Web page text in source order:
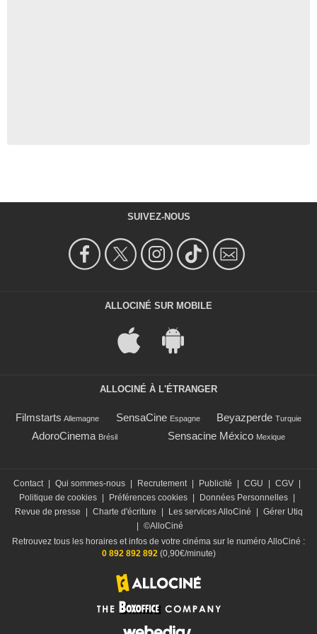
SUIVEZ-NOUS
ALLOCINÉ SUR MOBILE
ALLOCINÉ À L'ÉTRANGER
Filmstarts Allemagne SensaCine Espagne Beyazperde Turquie
AdoroCinema Brésil Sensacine México Mexique
Contact | Qui sommes-nous | Recrutement | Publicité | CGU | CGV |
Politique de cookies | Préférences cookies | Données Personnelles |
Revue de presse
| Charte d'écriture | Les services AlloCiné | Gérer Utiq
| ©AlloCiné
Retrouvez tous les horaires et infos de votre cinéma sur le numéro AlloCiné :
0 892 892 892 (0,90€/minute)